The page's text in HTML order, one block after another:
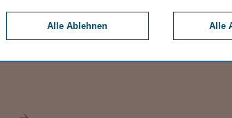
Alle Ablehnen Alle